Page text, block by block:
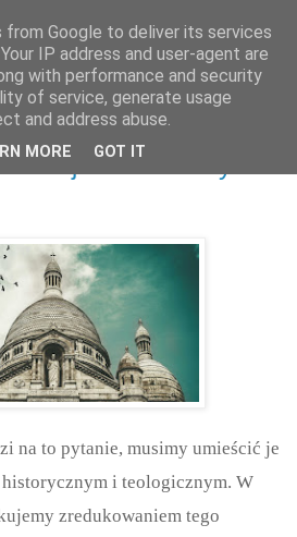
31, 2019
i katolicy:
na to pytanie, musimy umieścić je
i teologicznym. W
zredukowaniem tego
from Google to deliver its services
IP address and user-agent are
with performance and security
of service, generate usage
and address abuse.
MORE GOT IT